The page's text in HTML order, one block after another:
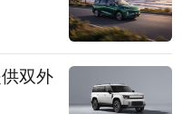
双外